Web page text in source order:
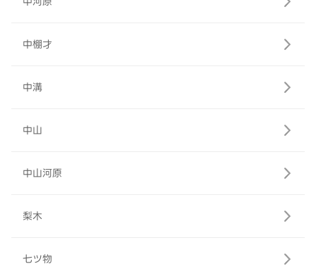
中棚才
中溝
中山
中山河原
梨木
七ツ物